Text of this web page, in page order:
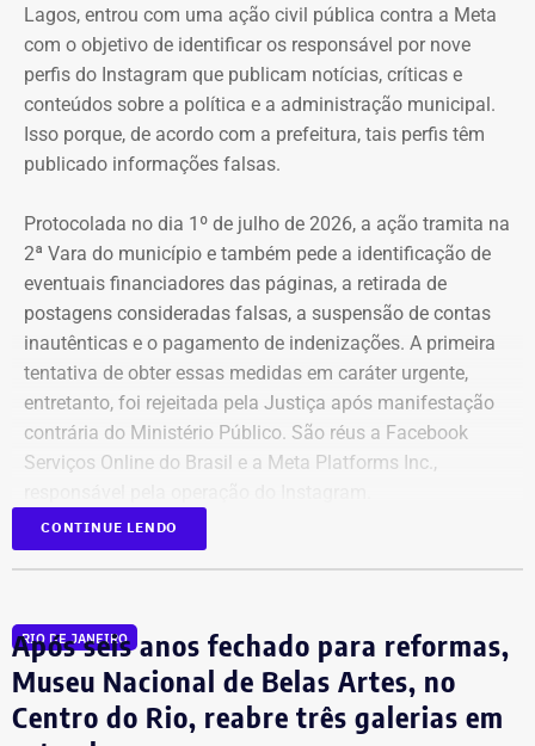
Na disputa de 2014, quando concorreu e foi eleito
deputado estadual pelo então PMDB, Rossi declarou
patrimônio total de R$ 737.861,00. Entre os bens estavam
dois apartamentos, avaliados em R$ 250 mil e R$ 240
Lagos, entrou com uma ação civil pública contra a Meta
com o objetivo de identificar os responsável por nove
perfis do Instagram que publicam notícias, críticas e
conteúdos sobre a política e a administração municipal.
Isso porque, de acordo com a prefeitura, tais perfis têm
publicado informações falsas.
Protocolada no dia 1º de julho de 2026, a ação tramita na
2ª Vara do município e também pede a identificação de
eventuais financiadores das páginas, a retirada de
postagens consideradas falsas, a suspensão de contas
inautênticas e o pagamento de indenizações. A primeira
tentativa de obter essas medidas em caráter urgente,
entretanto, foi rejeitada pela Justiça após manifestação
contrária do Ministério Público. São réus a Facebook
Serviços Online do Brasil e a Meta Platforms Inc.,
Os administradores dos perfis não foram incluídos no
tem como alvo informações relacionadas a nove contas.
São elas: @buziosinformacoes;
@politicanewsregiaodoslagos; @buziosnoticias;
@fofoca_na_calcada; @gladysnunesbuzios;
CONTINUE LENDO
RIO DE JANEIRO
Após seis anos fechado para reformas,
Museu Nacional de Belas Artes, no
Centro do Rio, reabre três galerias em